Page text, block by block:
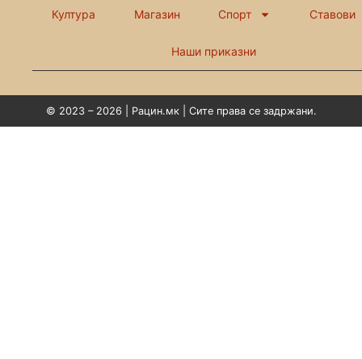
Култура Магазин Спорт Ставови
Наши приказни
© 2023 – 2026 | Рацин.мк | Сите права се задржани.